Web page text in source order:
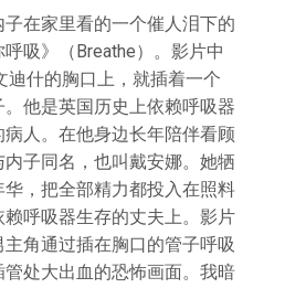
在家里看的一个催人泪下的
吸》（Breathe）。影片中
迪什的胸口上，就插着一个
他是英国历史上依赖呼吸器
人。在他身边长年陪伴看顾
子同名，也叫戴安娜。她牺
，把全部精力都投入在照料
呼吸器生存的丈夫上。影片
角通过插在胸口的管子呼吸
管处大出血的恐怖画面。我暗